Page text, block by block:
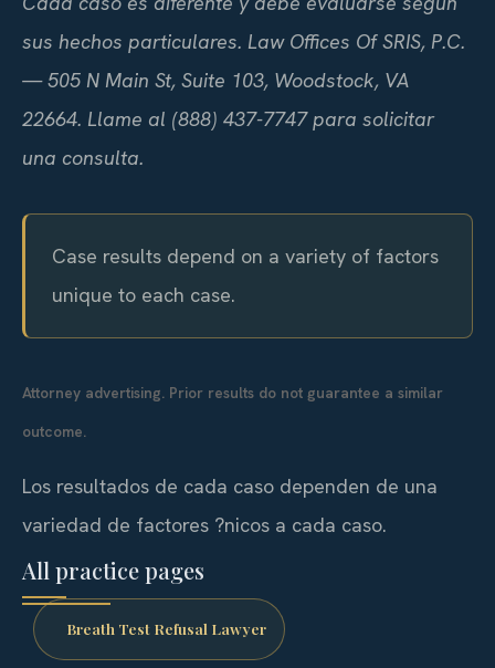
sus hechos particulares. Law Offices Of SRIS, P.C.
— 505 N Main St, Suite 103, Woodstock, VA
22664. Llame al (888) 437-7747 para solicitar
una consulta.
Case results depend on a variety of factors
unique to each case.
Attorney advertising. Prior results do not guarantee a similar
outcome.
Los resultados de cada caso dependen de una
variedad de factores ?nicos a cada caso.
All practice pages
Breath Test Refusal Lawyer